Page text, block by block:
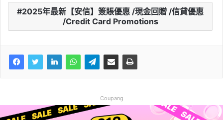
2025年最新【安信】簽賬優惠 /現金回贈 /信貸優惠
/Credit Card Promotions
Coupang